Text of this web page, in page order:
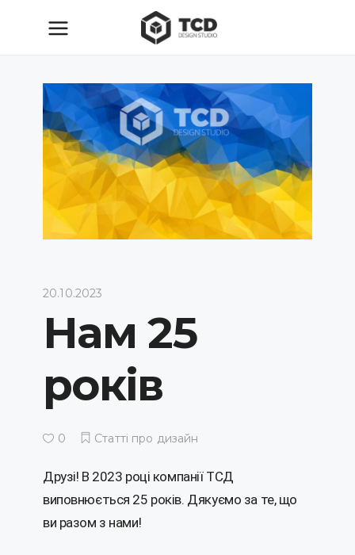
20.10.2023
Нам 25
років
0 Статті про дизайн
Друзі! В 2023 році компанії ТСД
виповнюється 25 років. Дякуємо за те, що
ви разом з нами!